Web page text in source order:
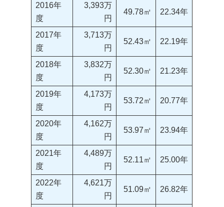
2016年
度
3,393万
円
49.78㎡ 22.34年
2017年
度
3,713万
円
52.43㎡ 22.19年
2018年
度
3,832万
円
52.30㎡ 21.23年
2019年
度
4,173万
円
53.72㎡ 20.77年
2020年
度
4,162万
円
53.97㎡ 23.94年
2021年
度
4,489万
円
52.11㎡ 25.00年
2022年
度
4,621万
円
51.09㎡ 26.82年